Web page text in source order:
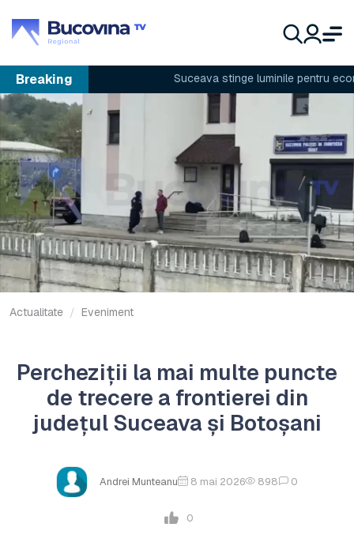
Breaking Suceava stinge luminile pentru
Actualitate Eveniment
Percheziții la mai multe puncte
de trecere a frontierei din
județul Suceava și Botoșani
Andrei Munteanu 8 mai 2026 898 0
0